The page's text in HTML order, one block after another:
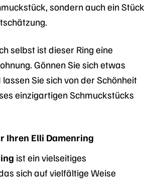
sondern auch ein Stück
selbst ist dieser Ring eine
Gönnen Sie sich etwas
Sie sich von der Schönheit
einzigartigen Schmuckstücks
Ihren Elli Damenring
ist ein vielseitiges
sich auf vielfältige Weise